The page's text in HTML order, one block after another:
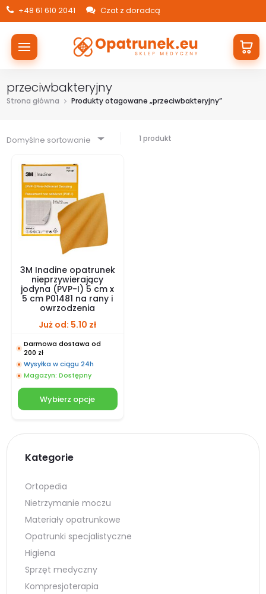
+48 61 610 2041 Czat z doradcą
przeciwbakteryjny
Strona główna Produkty otagowane „przeciwbakteryjny”
Domyślne sortowanie 1 produkt
3M Inadine opatrunek
nieprzywierający
jodyna (PVP-I) 5 cm x
5 cm P01481 na rany i
owrzodzenia
Już od: 5.10 zł
Darmowa dostawa od
200 zł
Wysyłka w ciągu 24h
Magazyn: Dostępny
Wybierz opcje
Kategorie
Ortopedia
Nietrzymanie moczu
Materiały opatrunkowe
Opatrunki specjalistyczne
Higiena
Sprzęt medyczny
Kompresjoterapia